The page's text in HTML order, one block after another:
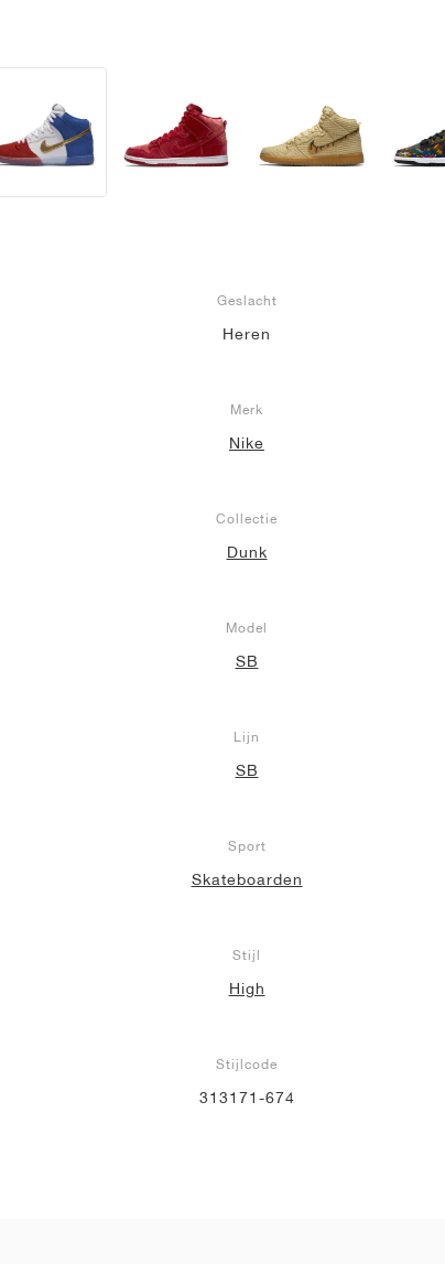
Geslacht
Heren
Merk
Nike
Collectie
Dunk
Model
SB
Lijn
SB
Sport
Skateboarden
Stijl
High
Stijlcode
313171-674